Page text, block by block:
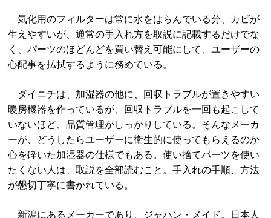
気化用のフィルターは常に水をはらんでいる分、カビが
生えやすいが、通常の手入れ方を取説に記載するだけでな
く、パーツのほどんどを買い替え可能にして、ユーザーの
心配事を払拭するように務めている。
ダイニチは、加湿器の他に、回収トラブルが置きやすい
暖房機器を作っているが、回収トラブルを一回も起こして
いないほど、品質管理がしっかりしている。そんなメーカ
ーが、どうしたらユーザーに衛生的に使ってもらえるのか
心を砕いた加湿器の仕様でもある。使い捨てパーツを使い
たくない人は、取説を全部読むこと。手入れの手順、方法
が懇切丁寧に書かれている。
新潟にあるメーカーであり、ジャパン・メイド。日本人